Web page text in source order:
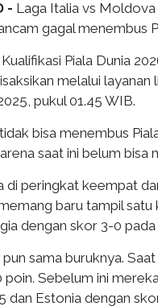
- Laga Italia vs
gagal menembus
Piala Dunia
melalui layanan
pukul 01.45 WIB.
bisa menembus
saat ini belum bisa
di peringkat keempat
baru tampil satu
dengan skor 3-0 pada
sama buruknya.
poin. Sebelum ini
dan Estonia dengan